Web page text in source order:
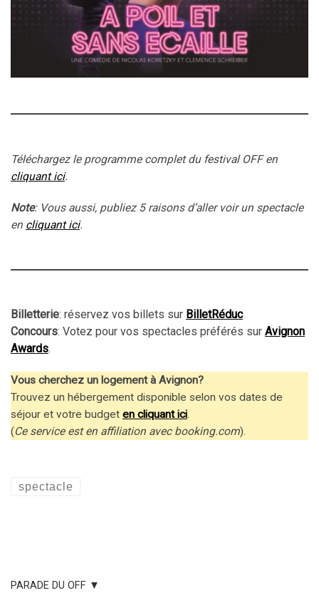
Téléchargez le programme complet du festival OFF en
cliquant ici.
Note: Vous aussi, publiez 5 raisons d’aller voir un spectacle
en cliquant ici.
Billetterie: réservez vos billets sur BilletRéduc
Concours: Votez pour vos spectacles préférés sur Avignon
Awards.
Vous cherchez un logement à Avignon?
Trouvez un hébergement disponible selon vos dates de
séjour et votre budget en cliquant ici.
(Ce service est en affiliation avec booking.com).
spectacle
PARADE DU OFF ▼